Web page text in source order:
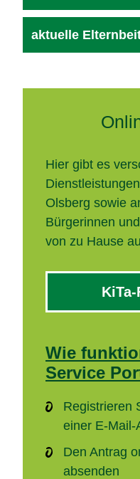
aktuelle
Hier gibt es
Olsberg sowie
Bürgerinnen
von zu Hause
Wie
Service
Registrieren
einer E-Mail-
Den Antrag
absenden